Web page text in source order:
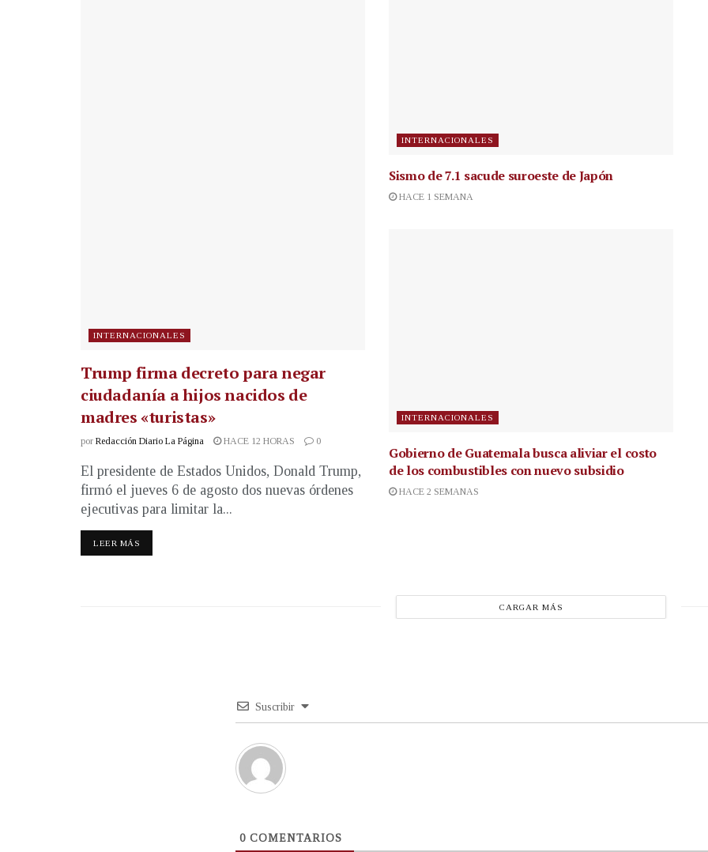
INTERNACIONALES
Trump firma decreto para negar
ciudadanía a hijos nacidos de
madres «turistas»
por Redacción Diario La Página HACE 12 HORAS 0
El presidente de Estados Unidos, Donald Trump,
firmó el jueves 6 de agosto dos nuevas órdenes
ejecutivas para limitar la...
LEER MÁS
INTERNACIONALES
Sismo de 7.1 sacude suroeste de Japón
HACE 1 SEMANA
INTERNACIONALES
Gobierno de Guatemala busca aliviar el costo
de los combustibles con nuevo subsidio
HACE 2 SEMANAS
CARGAR MÁS
Suscribir
0 COMENTARIOS